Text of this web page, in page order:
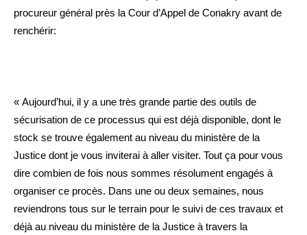
procureur général près la Cour d’Appel de Conakry avant de
renchérir:
« Aujourd’hui, il y a une très grande partie des outils de
sécurisation de ce processus qui est déjà disponible, dont le
stock se trouve également au niveau du ministère de la
Justice dont je vous inviterai à aller visiter. Tout ça pour vous
dire combien de fois nous sommes résolument engagés à
organiser ce procès. Dans une ou deux semaines, nous
reviendrons tous sur le terrain pour le suivi de ces travaux et
déjà au niveau du ministère de la Justice à travers la